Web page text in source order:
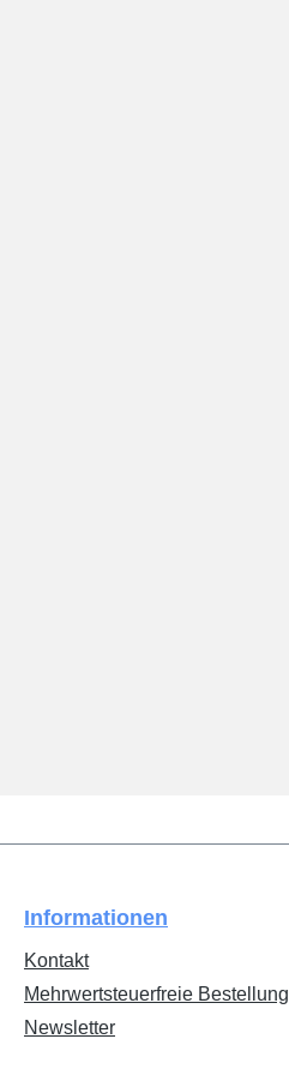
Informationen
Kontakt
Mehrwertsteuerfreie Bestellung
Newsletter